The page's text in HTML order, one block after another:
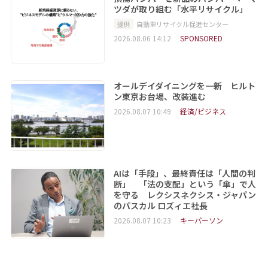
ツダが取り組む「水平リサイクル」
提供 自動車リサイクル促進センター
2026.08.06 14:12 SPONSORED
オールデイダイニングを一新 ヒルト
ン東京お台場、改装進む
2026.08.07 10:49 経済/ビジネス
AIは「手段」、最終責任は「人間の判
断」 「法の支配」という「傘」で人
を守る レクシスネクシス・ジャパン
のパスカル ロズィエ社長
2026.08.07 10:23 キーパーソン